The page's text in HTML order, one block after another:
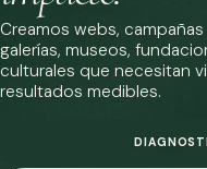
Creamos webs,
galerías, museos,
culturales que necesitan
resultados medibles.